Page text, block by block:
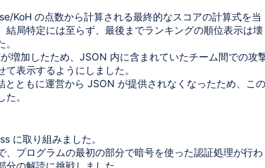
KoH の点数から計算される最終的なスコアの計算式を当
結局特定には至らず、最後までランキングの順位表示は壊
増加したため、JSON 内に含まれていたチーム間での攻
表示するようにしました。
とともに運営から JSON が提供されなくなったため、この
。
に取り組みました。
、プログラムの最初の部分で暗号を使った認証処理が行わ
の解読に挑戦しました。